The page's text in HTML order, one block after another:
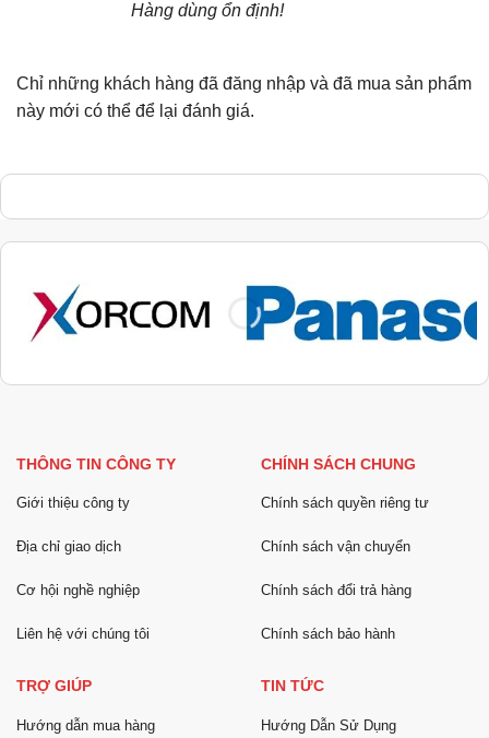
sao
Hàng dùng ổn định!
Chỉ những khách hàng đã đăng nhập và đã mua sản phẩm
này mới có thể để lại đánh giá.
THÔNG TIN CÔNG TY
Giới thiệu công ty
Địa chỉ giao dịch
Cơ hội nghề nghiệp
Liên hệ với chúng tôi
CHÍNH SÁCH CHUNG
Chính sách quyền riêng tư
Chính sách vận chuyển
Chính sách đổi trả hàng
Chính sách bảo hành
TRỢ GIÚP
Hướng dẫn mua hàng
TIN TỨC
Hướng Dẫn Sử Dụng